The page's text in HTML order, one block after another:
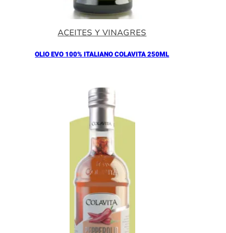
ACEITES Y VINAGRES
OLIO EVO 100% ITALIANO COLAVITA 250ML